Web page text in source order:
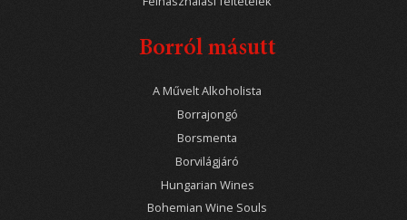
Borról másutt
A Művelt Alkoholista
Borrajongó
Borsmenta
Borvilágjáró
Hungarian Wines
Bohemian Wine Souls